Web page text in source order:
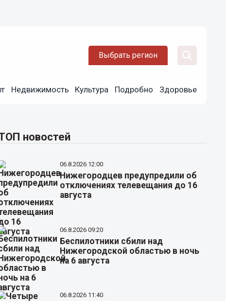
Выбрать регион
Недвижимость Культура Подробно Здоровье
новостей
06.8.2026 12:00
Нижегородцев предупредили об
отключениях телевещания до 16
августа
06.8.2026 09:20
Беспилотники сбили над
Нижегородской областью в ночь
на 6 августа
06.8.2026 11:40